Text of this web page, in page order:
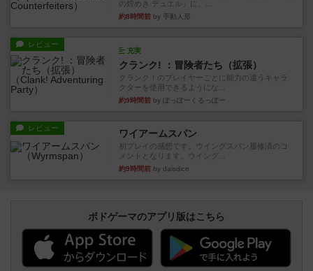
の煌めき デュエル』に、...
約8時間前 by 手動人形
レビュー
充実
クランク! ：冒険者たち（拡張）
クランク！のプレイヤーごとに能力の違うキャラ
クターを使用できるようにな...
約9時間前 by ぽっぽーくるっぽー
レビュー ワイアームスパン
初プレイの感想です。ウイングスパン履修済のコ
メントとなります。ウイング...
約9時間前 by daisdice
ボドゲーマのアプリ版はこちら